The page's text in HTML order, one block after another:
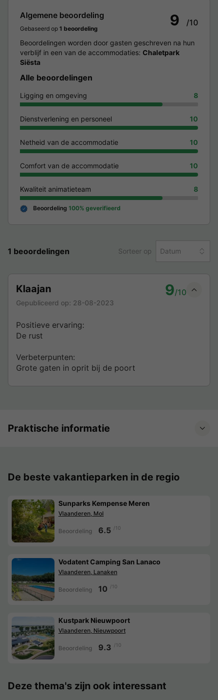
Algemene beoordeling
Gebaseerd op 1 beoordeling 9 /10
Beoordelingen worden door gasten geschreven na hun
verblijf in een van de accommodaties: Chaletpark
Siësta
Alle beoordelingen
Ligging en omgeving 8
Dienstverlening en personeel 10
Netheid van de accommodatie 10
Comfort van de accommodatie 10
Kwaliteit animatieteam 8
Beoordeling 100% geverifieerd
1 beoordelingen Sorteer op Datum
Klaajan 9/10
Gepubliceerd op: 28-08-2023
Positieve ervaring:
De rust
Verbeterpunten:
Grote gaten in oprit bij de poort
Praktische informatie
De beste vakantieparken in de regio
Sunparks Kempense Meren
Vlaanderen, Mol
Beoordeling 6.5 /10
Vodatent Camping San Lanaco
Vlaanderen, Lanaken
Beoordeling 10 /10
Kustpark Nieuwpoort
Vlaanderen, Nieuwpoort
Beoordeling 9.3 /10
Deze thema's zijn ook interessant